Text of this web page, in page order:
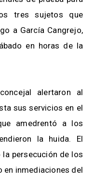
tres sujetos que
a García Cangrejo,
en horas de la
alertaron al
sus servicios en el
amedrentó a los
la huida. El
persecución de los
en inmediaciones del